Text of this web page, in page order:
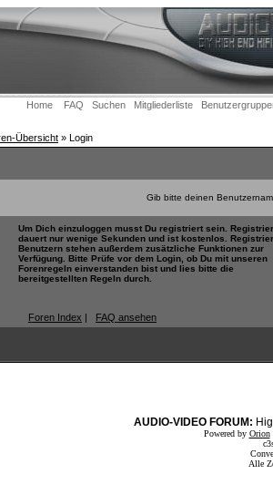
Home FAQ Suchen Mitgliederliste
Übersicht » Login
Gib bitte deinen
Um Dich einzuloggen musst Du registriert sein.
dauert nur wenige Sekunden und ist kostenlos.
Benutzern stehen außerdem zusätzliche Funktionen zur
Verfügung. Bitte Prüfe vor dem Login, ob Du mit unseren
Forenregeln einverstanden bist und lies bitte die
bereitgestellten Regeln durch.
Foren Index | FAQ ansehen
AUDIO-VIDEO FORUM:
Powered by Orion
Alle